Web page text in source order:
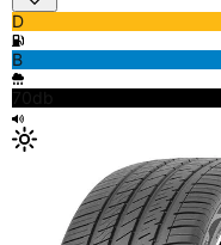
D
B
70db